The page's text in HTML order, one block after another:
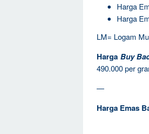
Harga
Harga
LM= Logam
Harga Buy
490.000 per
—
Harga Emas